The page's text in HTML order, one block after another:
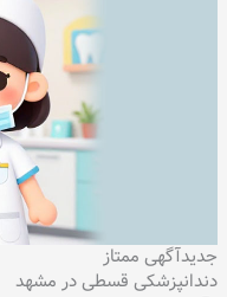
جدیدآگهی ممتاز
دندانپزشکی قسطی در مشهد